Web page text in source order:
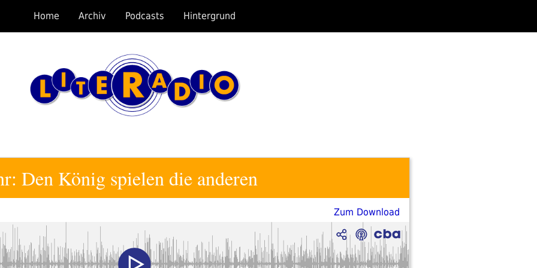
Home Archiv Podcasts Hintergrund
Den König spielen die anderen
Zum Download